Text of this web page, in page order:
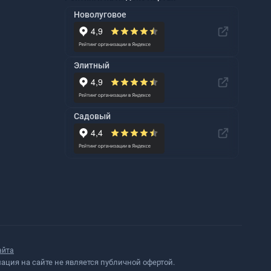
Новолуговое
Элитный
Садовый
на сайте не является публичной офертой.